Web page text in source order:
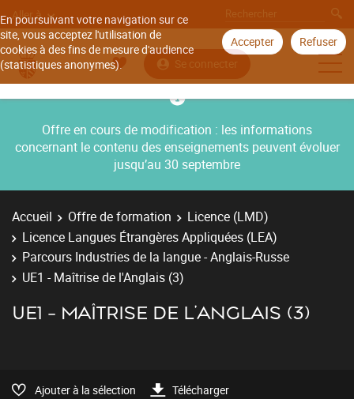
En poursuivant votre navigation sur ce
site, vous acceptez l'utilisation de
cookies à des fins de mesure d'audience
(statistiques anonymes).
Accepter Refuser
Aller à
Se connecter
Offre en cours de modification : les informations
concernant le contenu des enseignements peuvent évoluer
jusqu’au 30 septembre
Accueil Offre de formation
Licence (LMD)
Licence Langues Étrangères Appliquées (LEA)
Parcours Industries de la langue - Anglais-Russe
UE1 - Maîtrise de l'Anglais (3)
UE1 - MAÎTRISE DE L'ANGLAIS (3)
Ajouter à la sélection Télécharger